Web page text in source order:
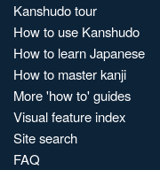
Kanshudo tour
How to use Kanshudo
How to learn Japanese
How to master kanji
More 'how to' guides
Visual feature index
Site search
FAQ